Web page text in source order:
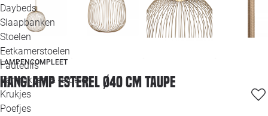
Daybeds
Slaapbanken
Stoelen
Eetkamerstoelen
Fauteuils
Barkrukken & -stoelen
Krukjes
Poefjes
LAMPENCOMPLEET
Hanglamp Esterel Ø40 cm taupe